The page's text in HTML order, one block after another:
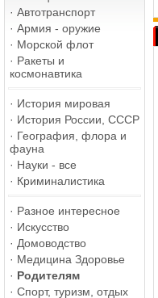
· Автотранспорт
· Армия - оружие
· Морской флот
· Ракеты и
космонавтика
· История мировая
· История России, СССР
· География, флора и
фауна
· Науки - все
· Криминалистика
· Разное интересное
· Искусство
· Домоводство
· Медицина Здоровье
· Родителям
· Спорт, туризм, отдых